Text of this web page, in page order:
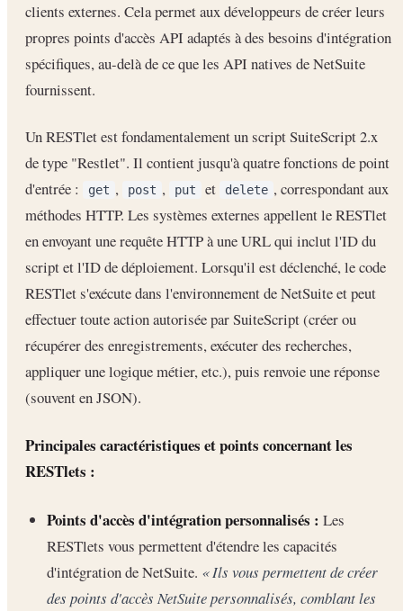
clients externes. Cela permet aux développeurs de créer leurs
propres points d'accès API adaptés à des besoins d'intégration
spécifiques, au-delà de ce que les API natives de NetSuite
fournissent.
Un RESTlet est fondamentalement un script SuiteScript 2.x
de type "Restlet". Il contient jusqu'à quatre fonctions de point
d'entrée :
get , post , put et delete , correspondant aux
méthodes HTTP. Les systèmes externes appellent le RESTlet
en envoyant une requête HTTP à une URL qui inclut l'ID du
script et l'ID de déploiement. Lorsqu'il est déclenché, le code
RESTlet s'exécute dans l'environnement de NetSuite et peut
effectuer toute action autorisée par SuiteScript (créer ou
récupérer des enregistrements, exécuter des recherches,
appliquer une logique métier, etc.), puis renvoie une réponse
(souvent en JSON).
Principales caractéristiques et points concernant les
RESTlets :
Points d'accès d'intégration personnalisés : Les
RESTlets vous permettent d'étendre les capacités
d'intégration de NetSuite. « Ils vous permettent de créer
des points d'accès NetSuite personnalisés, comblant les